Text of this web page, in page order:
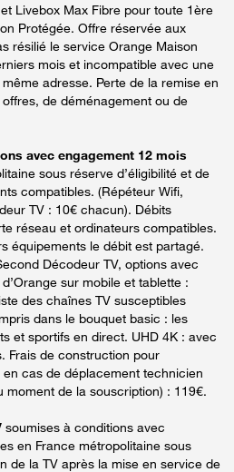
Livebox Max Fibre pour toute 1ère
Protégée. Offre réservée aux
résilié le service Orange Maison
mois et incompatible avec une
adresse. Perte de la remise en
de déménagement ou de
avec engagement 12 mois
sous réserve d’éligibilité et de
compatibles. (Répéteur Wifi,
TV : 10€ chacun). Débits
réseau et ordinateurs compatibles.
équipements le débit est partagé.
Décodeur TV, options avec
sur mobile et tablette :
des chaînes TV susceptibles
dans le bouquet basic : les
et sportifs en direct. UHD 4K : avec
Frais de construction pour
cas de déplacement technicien
moment de la souscription) : 119€.
soumises à conditions avec
en France métropolitaine sous
de la TV après la mise en service de